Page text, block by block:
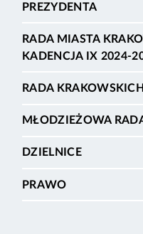
PREZYDENTA
RADA MIASTA
KADENCJA IX 2024-
RADA
MŁODZIEŻOWA
DZIELNICE
PRAWO